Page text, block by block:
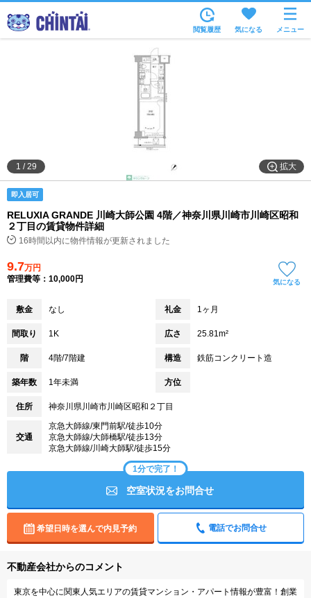
住所から
家賃相場から
物件特集から
不動産会社から
閲覧履歴 気になる メニュー
拡大
1 /29
即入居可
RELUXIA GRANDE 川崎大師公園 4階／神奈川県川崎市川崎区昭和
２丁目の賃貸物件詳細
16時間以内に物件情報が更新されました
9.7万円
管理費等：10,000円
気になる
敷金 なし 礼金 1ヶ月
間取り 1K 広さ 25.81m²
階 4階/7階建 構造 鉄筋コンクリート造
築年数 1年未満 方位
住所 神奈川県川崎市川崎区昭和２丁目
交通
京急大師線/東門前駅/徒歩10分
京急大師線/大師橋駅/徒歩13分
京急大師線/川崎大師駅/徒歩15分
1分で完了！
空室状況をお問合せ
希望日時を選んで内見予約 電話でお問合せ
不動産会社からのコメント
東京を中心に関東人気エリアの賃貸マンション・アパート情報が豊富！創業